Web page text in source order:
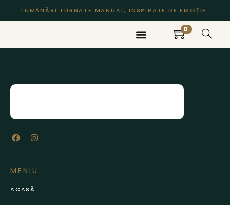
LUMÂNĂRI TURNATE MANUAL, INSPIRATE DE EMOȚIE.
0
MENIU
ACASĂ